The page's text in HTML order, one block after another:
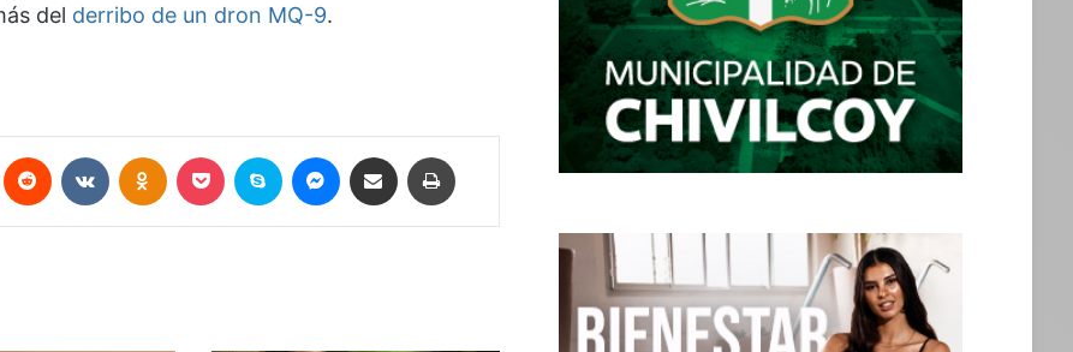
del derribo de un dron MQ-9.
Pinterest Reddit VKontakteOdnoklassniki
Pocket Skype MessengerCompartir por correo electrónico